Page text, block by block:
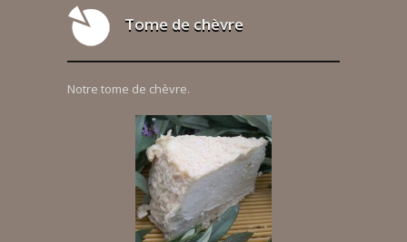
Tome de chèvre
Notre tome de chèvre.